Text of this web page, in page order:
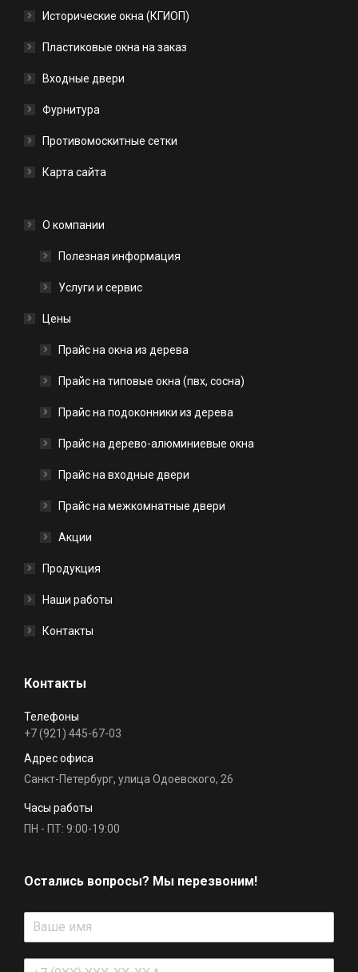
Исторические окна (КГИОП)
Пластиковые окна на заказ
Входные двери
Фурнитура
Противомоскитные сетки
Карта сайта
О компании
Полезная информация
Услуги и сервис
Цены
Прайс на окна из дерева
Прайс на типовые окна (пвх, сосна)
Прайс на подоконники из дерева
Прайс на дерево-алюминиевые окна
Прайс на входные двери
Прайс на межкомнатные двери
Акции
Продукция
Наши работы
Контакты
Контакты
Телефоны
+7 (921) 445-67-03
Адрес офиса
Санкт-Петербург, улица Одоевского, 26
Часы работы
ПН - ПТ: 9:00-19:00
Остались вопросы? Мы перезвоним!